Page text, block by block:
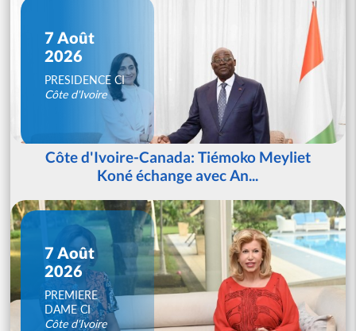
7 Août
2026
PRESIDENCE CI
Côte d'Ivoire
Côte d'Ivoire-Canada: Tiémoko Meyliet
Koné échange avec An...
7 Août
2026
PREMIERE
DAME CI
Côte d'Ivoire